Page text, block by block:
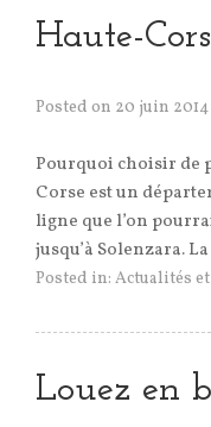
Haute-
Posted on 20 juin 2014
Pourquoi choisir de
Corse est un
ligne que l’on
jusqu’à Solenzara.
Posted in: Actualités
Louez en